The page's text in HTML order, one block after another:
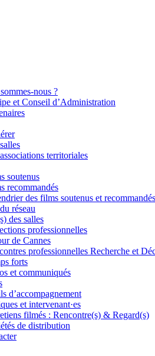
nous ?
et Conseil d’Administration
territoriales
soutenus
recommandés
des films soutenus et recommandés
réseau
des salles
professionnelles
de Cannes
professionnelles Recherche et
forts
et communiqués
d’accompagnement
et intervenant·es
filmés : Rencontre(s) & Regard(s)
de distribution